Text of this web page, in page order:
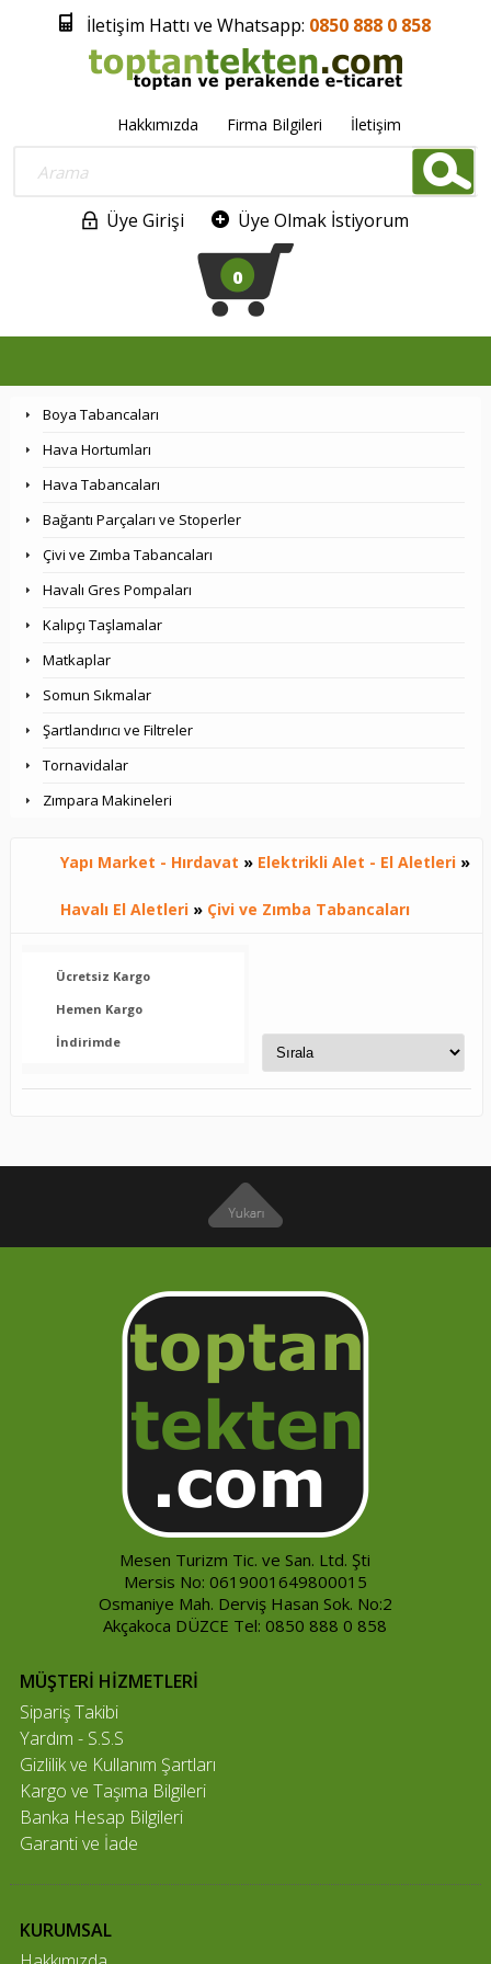
İletişim Hattı ve Whatsapp: 0850 888 0 858
Hakkımızda Firma Bilgileri İletişim
Üye Girişi Üye Olmak İstiyorum
0
Boya Tabancaları
Hava Hortumları
Hava Tabancaları
Bağantı Parçaları ve Stoperler
Çivi ve Zımba Tabancaları
Havalı Gres Pompaları
Kalıpçı Taşlamalar
Matkaplar
Somun Sıkmalar
Şartlandırıcı ve Filtreler
Tornavidalar
Zımpara Makineleri
Yapı Market - Hırdavat » Elektrikli Alet - El Aletleri»
Havalı El Aletleri» Çivi ve Zımba Tabancaları
Ücretsiz Kargo
Hemen Kargo
İndirimde
Mesen Turizm Tic. ve San. Ltd. Şti
Mersis No: 0619001649800015
Osmaniye Mah. Derviş Hasan Sok. No:2
Akçakoca DÜZCE Tel: 0850 888 0 858
MÜŞTERİ HİZMETLERİ
Sipariş Takibi
Yardım - S.S.S
Gizlilik ve Kullanım Şartları
Kargo ve Taşıma Bilgileri
Banka Hesap Bilgileri
Garanti ve İade
KURUMSAL